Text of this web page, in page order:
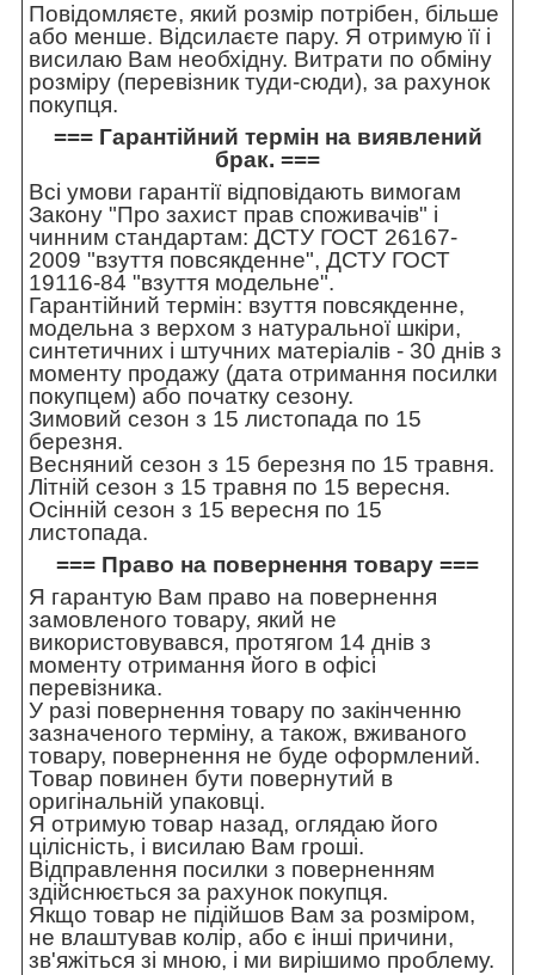
Повідомляєте, який розмір потрібен, більше
або менше. Відсилаєте пару. Я отримую її і
висилаю Вам необхідну. Витрати по обміну
розміру (перевізник туди-сюди), за рахунок
покупця.
=== Гарантійний термін на виявлений
брак. ===
Всі умови гарантії відповідають вимогам
Закону "Про захист прав споживачів" і
чинним стандартам: ДСТУ ГОСТ 26167-
2009 "взуття повсякденне", ДСТУ ГОСТ
19116-84 "взуття модельне".
Гарантійний термін: взуття повсякденне,
модельна з верхом з натуральної шкіри,
синтетичних і штучних матеріалів - 30 днів з
моменту продажу (дата отримання посилки
покупцем) або початку сезону.
Зимовий сезон з 15 листопада по 15
березня.
Весняний сезон з 15 березня по 15 травня.
Літній сезон з 15 травня по 15 вересня.
Осінній сезон з 15 вересня по 15
листопада.
=== Право на повернення товару ===
Я гарантую Вам право на повернення
замовленого товару, який не
використовувався, протягом 14 днів з
моменту отримання його в офісі
перевізника.
У разі повернення товару по закінченню
зазначеного терміну, а також, вживаного
товару, повернення не буде оформлений.
Товар повинен бути повернутий в
оригінальній упаковці.
Я отримую товар назад, оглядаю його
цілісність, і висилаю Вам гроші.
Відправлення посилки з поверненням
здійснюється за рахунок покупця.
Якщо товар не підійшов Вам за розміром,
не влаштував колір, або є інші причини,
зв'яжіться зі мною, і ми вирішимо проблему.